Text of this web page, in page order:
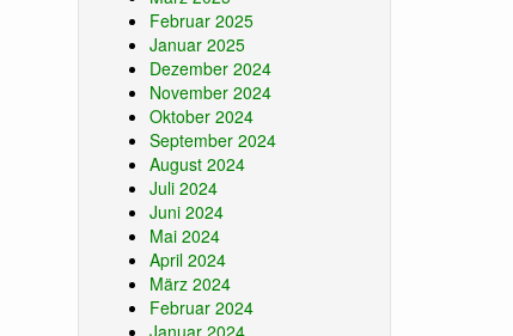
Februar 2025
Januar 2025
Dezember 2024
November 2024
Oktober 2024
September 2024
August 2024
Juli 2024
Juni 2024
Mai 2024
April 2024
März 2024
Februar 2024